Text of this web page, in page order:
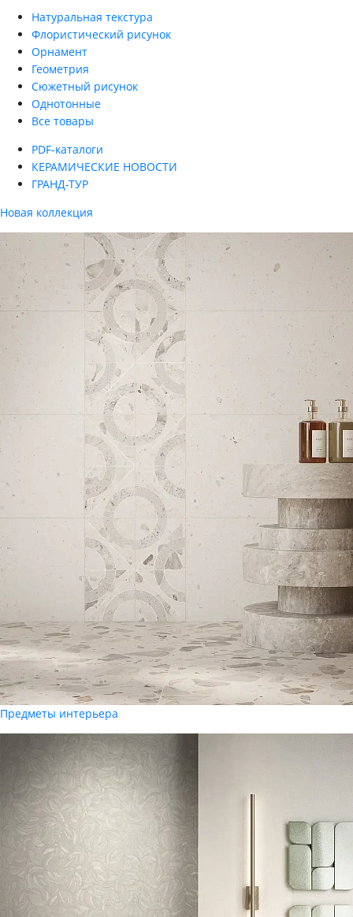
Натуральная текстура
Флористический рисунок
Орнамент
Геометрия
Сюжетный рисунок
Однотонные
Все товары
PDF-каталоги
КЕРАМИЧЕСКИЕ НОВОСТИ
ГРАНД-ТУР
Новая коллекция
Предметы интерьера